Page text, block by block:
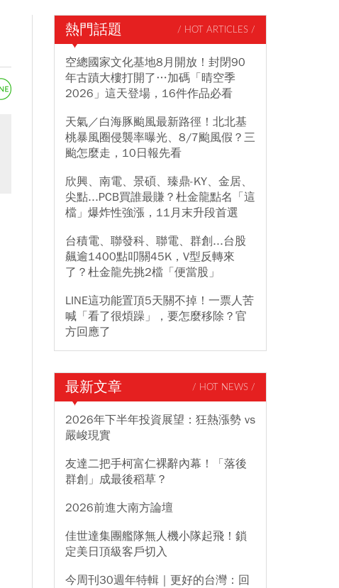
熱門話題 / HOT ARTICLES /
空總國家文化基地8月開放！封閉90
年古蹟大樓打開了…加碼「晴空季
2026」這天登場，16件作品必看
天氣／白海豚颱風最新路徑！北北基
桃暴風圈侵襲率曝光、8/7颱風假？三
颱怎麼走，10日報先看
欣興、南電、景碩、臻鼎-KY、金居、
尖點...PCB買誰最賺？杜金龍點名「這
檔」爆炸性強漲，11月末升段首選
台積電、聯發科、聯電、群創...台股
飆逾1400點叩關45K，V型反轉來
了？杜金龍先挑2檔「便當股」
LINE這功能置頂5天關不掉！一票人苦
喊「看了很煩躁」，要怎麼移除？官
方回應了
最新文章 / HOT NEWS /
2026年下半年投資展望：狂熱漲勢 vs
嚴峻現實
友達二把手柯富仁裸辭內幕！「落後
群創」成最後稻草？
2026前進大南方論壇
佳世達集團艦隊無人機小隊起飛！鎖
定美日頂級客戶切入
今周刊30週年特輯｜更好的台灣：回